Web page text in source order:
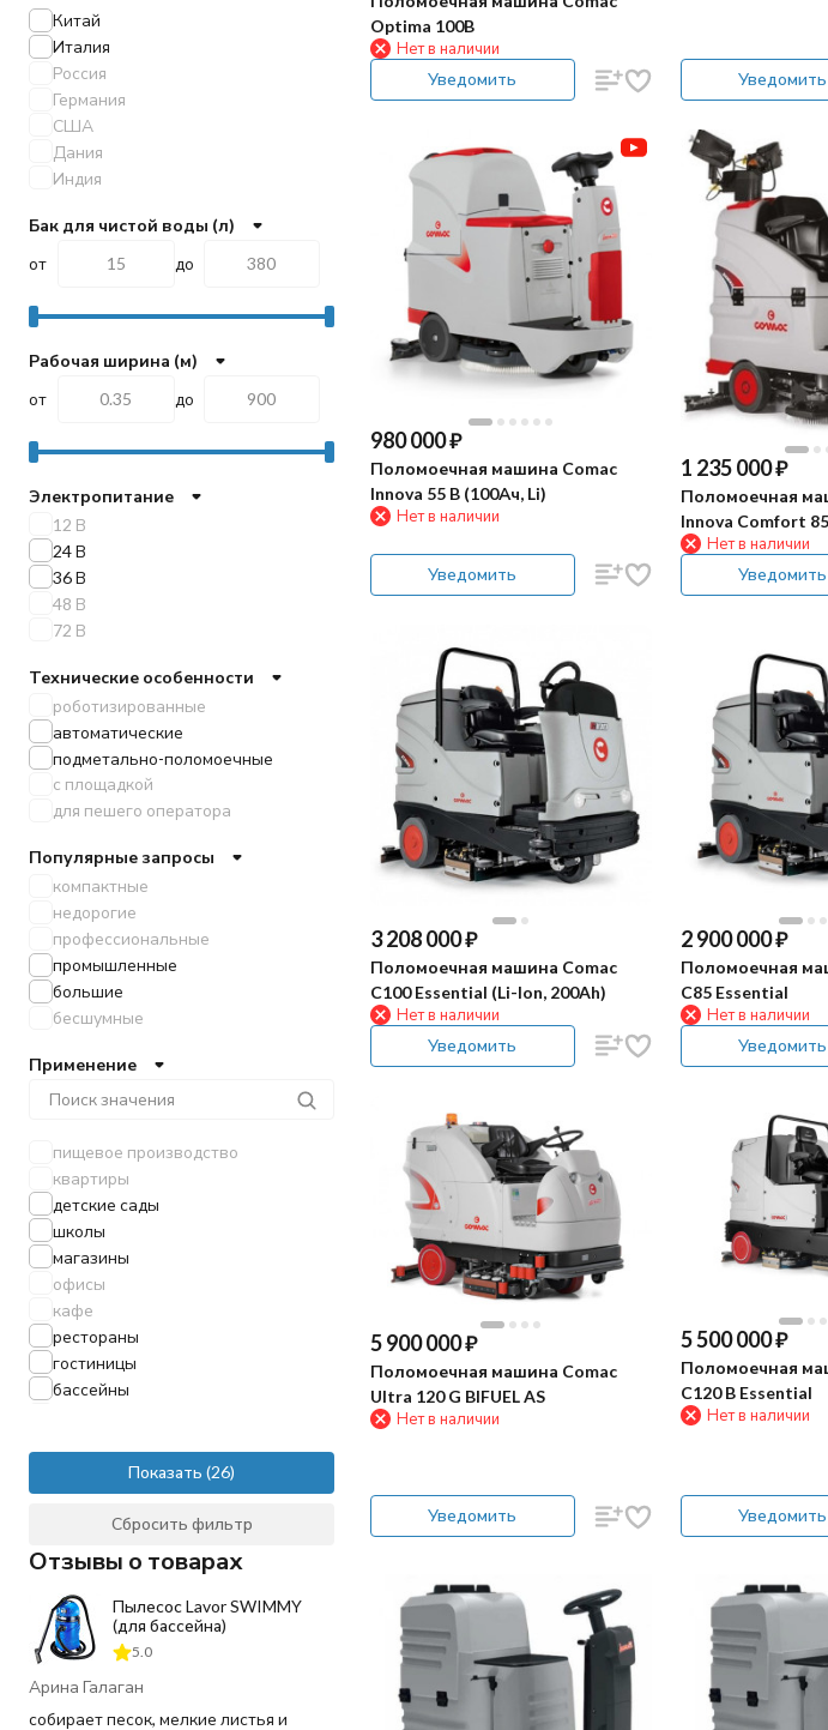
Optima 100B
Нет в наличии
Уведомить Уведомить
980 000₽
Поломоечная машина Comac
Innova 55 B (100Ач, Li)
Нет в наличии
Уведомить
1 235 000₽
Поломоечная
Innova Comfort
Li) Нет в наличии
Уведомить
3 208 000₽
Поломоечная машина Comac
C100 Essential (Li-Ion, 200Ah)
Нет в наличии
Уведомить
2 900 000₽
Поломоечная
C85 Essential
Нет в наличии
Уведомить
5 900 000₽
Поломоечная машина Comac
Ultra 120 G BIFUEL AS
Нет в наличии
Уведомить
5 500 000₽
Поломоечная
C120 B Essential
Нет в наличии
Уведомить
Китай
Италия
Россия
Германия
США
Дания
Индия
Бак для чистой воды (л)
от
до
Рабочая ширина (м)
от
до
Электропитание
12 В
24 В
36 В
48 В
72 В
Технические особенности
роботизированные
автоматические
подметально-поломоечные
с площадкой
для пешего оператора
Популярные запросы
компактные
недорогие
профессиональные
промышленные
большие
бесшумные
Применение
пищевое производство
квартиры
детские сады
школы
магазины
офисы
кафе
рестораны
гостиницы
бассейны
для дезинфекции
клининг
больницы
промышленность
производственные помещения
заводы
складские комплексы
гипермаркеты
Показать
Сбросить фильтр
Отзывы о товарах
Пылесос Lavor SWIMMY
(для бассейна)
5.0
Арина Галаган
собирает песок, мелкие листья и